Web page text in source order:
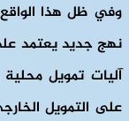
وفي ظل هذا
نهج جديد يعتمد
آليات تمويل محلية
على التمويل